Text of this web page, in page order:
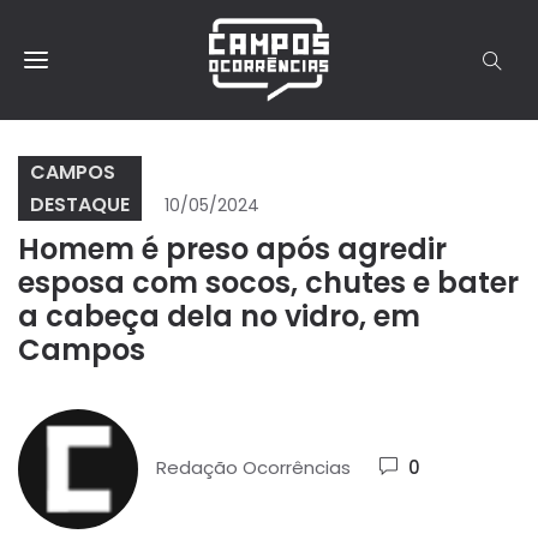
CAMPOS
DESTAQUE
10/05/2024
Homem é preso após agredir
esposa com socos, chutes e bater
a cabeça dela no vidro, em
Campos
Redação Ocorrências 0